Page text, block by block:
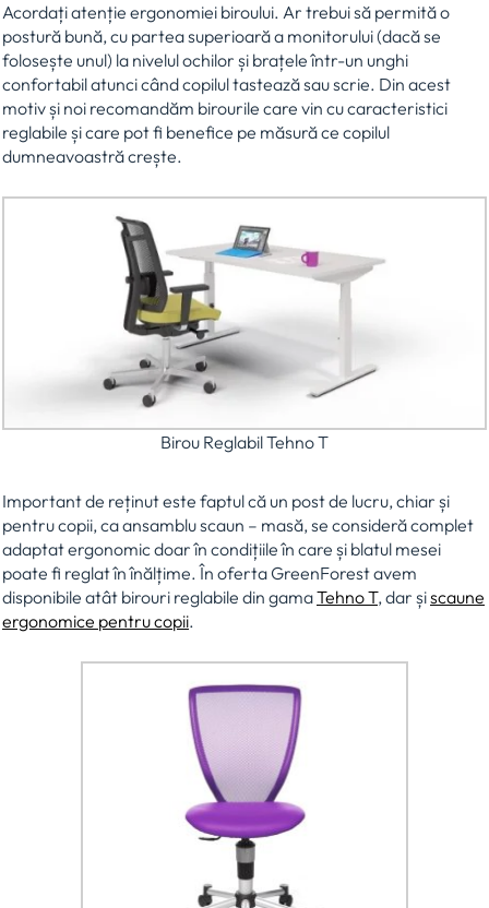
Acordați atenție ergonomiei biroului. Ar trebui să permită o
postură bună, cu partea superioară a monitorului (dacă se
folosește unul) la nivelul ochilor și brațele într-un unghi
confortabil atunci când copilul tastează sau scrie. Din acest
motiv și noi recomandăm birourile care vin cu caracteristici
reglabile și care pot fi benefice pe măsură ce copilul
dumneavoastră crește.
Birou Reglabil Tehno T
Important de reținut este faptul că un post de lucru, chiar și
pentru copii, ca ansamblu scaun – masă, se consideră complet
adaptat ergonomic doar în condițiile în care și blatul mesei
poate fi reglat în înălțime. În oferta GreenForest avem
disponibile atât birouri reglabile din gamaTehno T, dar șiscaune
ergonomice pentru copii.